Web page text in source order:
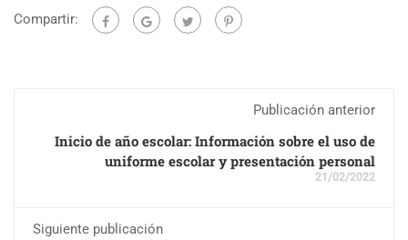
Compartir:
Publicación anterior
Inicio de año escolar: Información sobre el uso de
uniforme escolar y presentación personal
21/02/2022
Siguiente publicación